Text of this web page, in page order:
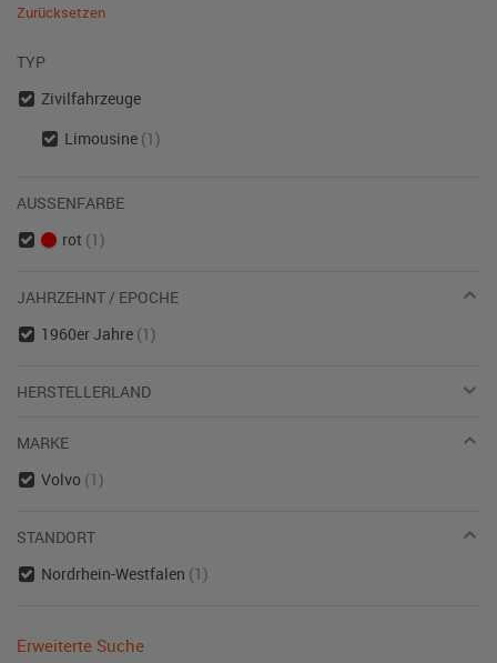
Zurücksetzen
TYP
Zivilfahrzeuge
Limousine (1)
AUSSENFARBE
rot (1)
JAHRZEHNT / EPOCHE
1960er Jahre (1)
HERSTELLERLAND
MARKE
Volvo (1)
STANDORT
Nordrhein-Westfalen (1)
Erweiterte Suche